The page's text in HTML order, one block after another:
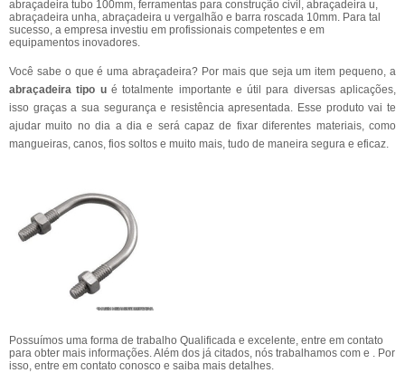
abraçadeira tubo 100mm, ferramentas para construção civil, abraçadeira u,
abraçadeira unha, abraçadeira u vergalhão e barra roscada 10mm. Para tal
sucesso, a empresa investiu em profissionais competentes e em
equipamentos inovadores.
Você sabe o que é uma abraçadeira? Por mais que seja um item pequeno, a
abraçadeira tipo ué totalmente importante e útil para diversas aplicações,
isso graças a sua segurança e resistência apresentada. Esse produto vai te
ajudar muito no dia a dia e será capaz de fixar diferentes materiais, como
mangueiras, canos, fios soltos e muito mais, tudo de maneira segura e eficaz.
Possuímos uma forma de trabalho Qualificada e excelente, entre em contato
para obter mais informações. Além dos já citados, nós trabalhamos com e . Por
isso, entre em contato conosco e saiba mais detalhes.